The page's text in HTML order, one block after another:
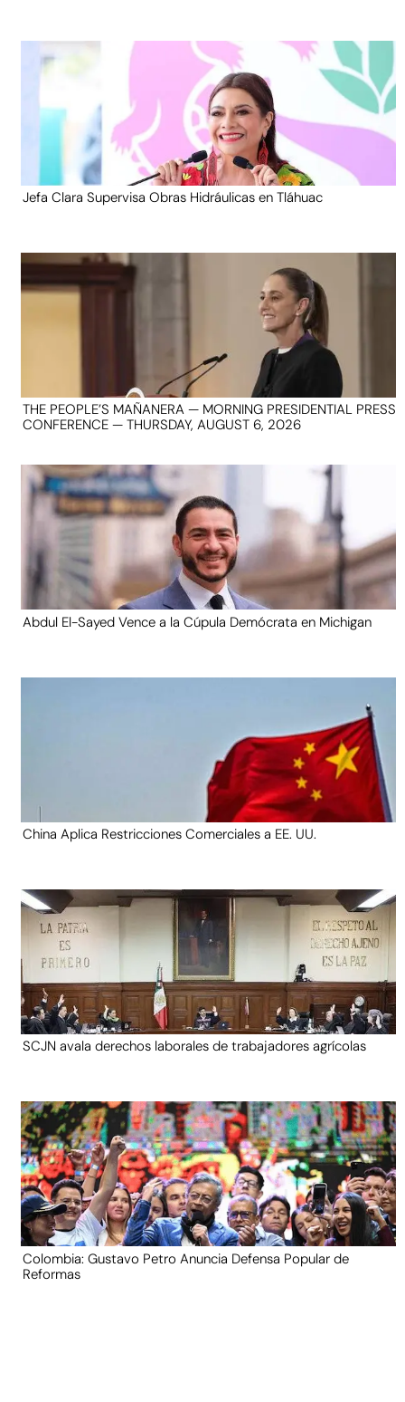
Jefa Clara Supervisa Obras Hidráulicas en Tláhuac
THE PEOPLE’S MAÑANERA — MORNING PRESIDENTIAL PRESS
CONFERENCE — THURSDAY, AUGUST 6, 2026
Abdul El-Sayed Vence a la Cúpula Demócrata en Michigan
China Aplica Restricciones Comerciales a EE. UU.
SCJN avala derechos laborales de trabajadores agrícolas
Colombia: Gustavo Petro Anuncia Defensa Popular de
Reformas